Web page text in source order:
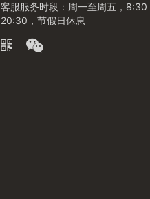
客服服务时段：周一至周五，8:30
20:30，节假日休息